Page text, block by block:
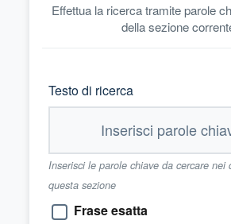
Effettua la ricerca tramite parole
della sezione
Testo di ricerca
Inserisci le parole chiave da cercare nei
questa sezione
Frase esatta